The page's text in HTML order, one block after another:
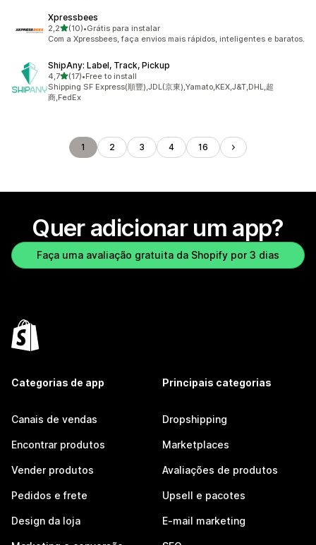
Xpressbees
2,2de 5 estrelas
(10)
10 avaliações ao todo
•Grátis para instalar
Com a Xpressbees, faça envios mais rápidos, inteligentes e baratos.
ShipAny: Label, Track, Pickup
4,7de 5 estrelas
(17)
17 avaliações ao todo
•Free to install
Shipping SF Express(順豐),JDL(京東),Yamato,KEX,J&T,DHL,超
商,FedEx
1 2 3 4 16
Quer adicionar um app?
Faça uma avaliação gratuita da Shopify por 3 dias
Categorias de app
Canais de vendas
Encontrar produtos
Vender produtos
Pedidos e frete
Design da loja
Principais categorias
Dropshipping
Marketplaces
Avaliações de produtos
Upsell e pacotes
E-mail marketing